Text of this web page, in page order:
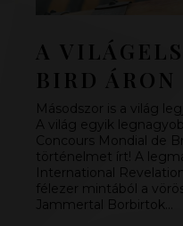
A
BIRD
Másodszor is a világ
A világ egyik
Concours Mondial de
történelmet írt! A
International
félezer mintából a
Jammertal Borbirtok…